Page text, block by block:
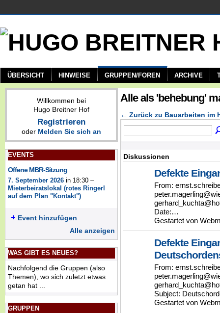
ÜBERSICHT HINWEISE GRUPPEN/FOREN ARCHIVE
Willkommen bei
Hugo Breitner Hof
Registrieren
oder Melden Sie sich an
EVENTS
Offene MBR-Sitzung
7. September 2026 in 18:30 –
Mieterbeiratslokal (rotes Ringerl
auf dem Plan "Kontakt")
Event hinzufügen
Alle anzeigen
WAS GIBT ES NEUES?
Nachfolgend die Gruppen (also
Themen), wo sich zuletzt etwas
getan hat ...
GRUPPEN
Alle als 'behebung'
← Zurück zu Bauarbeiten im
Diskussionen
Defekte
From:
Date:…
Gestartet von
Defekte
From:
Subject:
Gestartet von